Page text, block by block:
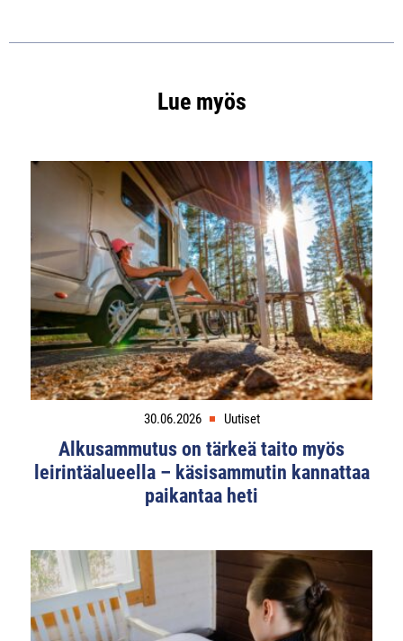
Lue myös
30.06.2026 Uutiset
Alkusammutus on tärkeä taito myös
leirintäalueella – käsisammutin kannattaa
paikantaa heti